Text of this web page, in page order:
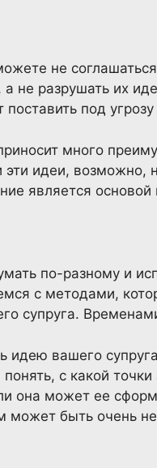
не
не разрушать их
под
много
эти идеи,
является основой
по-разному и
с методами,
супруга.
идею вашего
с какой
она может ее
может быть очень